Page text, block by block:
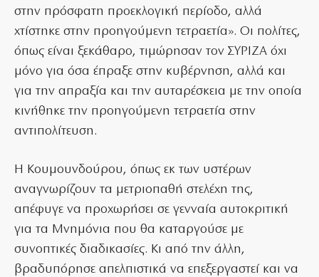
στην πρόσφατη προεκλογική περίοδο, αλλά
χτίστηκε στην προηγούμενη τετραετία». Οι πολίτες,
όπως είναι ξεκάθαρο, τιμώρησαν τον ΣΥΡΙΖΑ όχι
μόνο για όσα έπραξε στην κυβέρνηση, αλλά και
για την απραξία και την αυταρέσκεια με την οποία
κινήθηκε την προηγούμενη τετραετία στην
αντιπολίτευση.
Η Κουμουνδούρου, όπως εκ των υστέρων
αναγνωρίζουν τα μετριοπαθή στελέχη της,
απέφυγε να προχωρήσει σε γενναία αυτοκριτική
για τα Μνημόνια που θα καταργούσε με
συνοπτικές διαδικασίες. Κι από την άλλη,
βραδυπόρησε απελπιστικά να επεξεργαστεί και να